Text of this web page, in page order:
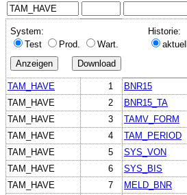
System:
Test
Prod. Wart.
Historie:
aktuell
TAM_HAVE 1 BNR15
TAM_HAVE
2 BNR15_TA
TAM_HAVE
3 TAMV_FORM
TAM_HAVE
4 TAM_PERIOD
TAM_HAVE
5 SYS_VON
TAM_HAVE
6 SYS_BIS
TAM_HAVE
7 MELD_BNR